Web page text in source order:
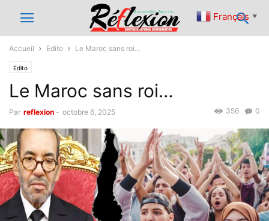
Accueil Edito Le Maroc sans roi…
Edito
Le Maroc sans roi…
Par reflexion - octobre 6, 2025 0
356
Français ▼